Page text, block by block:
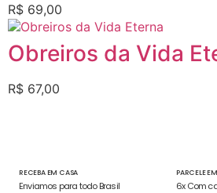
R$ 69,00
Obreiros da Vida
R$ 67,00
RECEBA EM CASA
Enviamos para todo Brasil
PARCELE
6x Com